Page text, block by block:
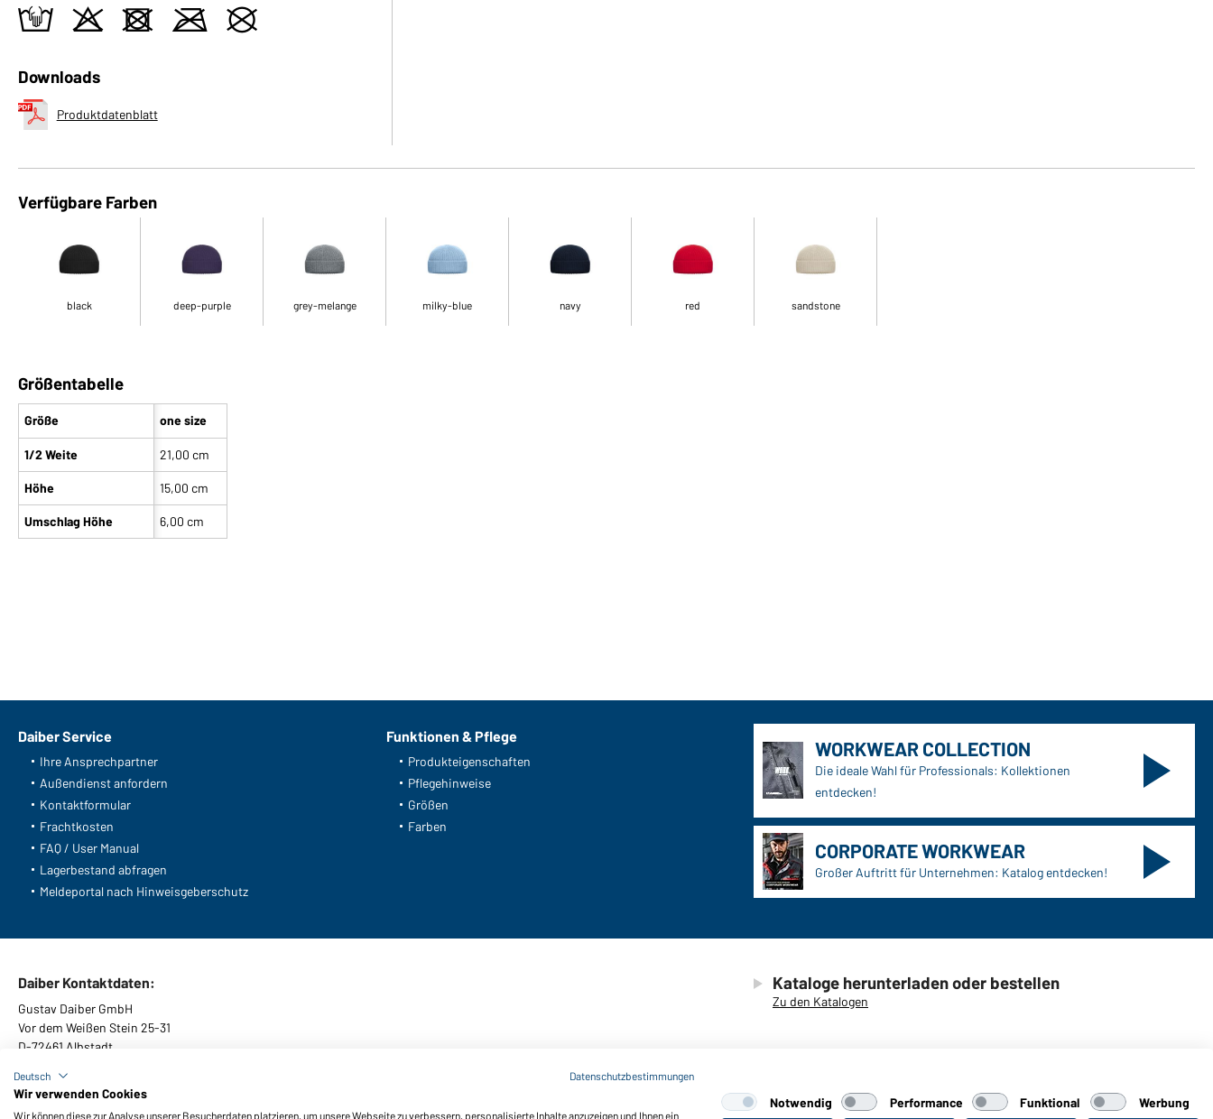
t o d m U
Downloads
Produktdatenblatt
Verfügbare Farben
black deep-purple grey-melange milky-blue navy red sandstone
Größentabelle
Größe
1/2 Weite
Höhe
Umschlag Höhe
one size
21,00 cm
15,00 cm
6,00 cm
Daiber Service
Ihre Ansprechpartner
Außendienst anfordern
Kontaktformular
Frachtkosten
FAQ / User Manual
Lagerbestand abfragen
Meldeportal nach Hinweisgeberschutz
Funktionen & Pflege
Produkteigenschaften
Pflegehinweise
Größen
Farben
WORKWEAR COLLECTION
Die ideale Wahl für Professionals: Kollektionen
entdecken!
CORPORATE WORKWEAR
Großer Auftritt für Unternehmen: Katalog entdecken!
Daiber Kontaktdaten:
Gustav Daiber GmbH
Vor dem Weißen Stein 25-31
D-72461 Albstadt
Kataloge herunterladen oder bestellen
Zu den Katalogen
Deutsch Datenschutzbestimmungen
Wir verwenden Cookies
Wir können diese zur Analyse unserer Besucherdaten platzieren, um unsere Webseite zu verbessern, personalisierte Inhalte anzuzeigen und Ihnen ein
Notwendig Performance Funktional Werbung